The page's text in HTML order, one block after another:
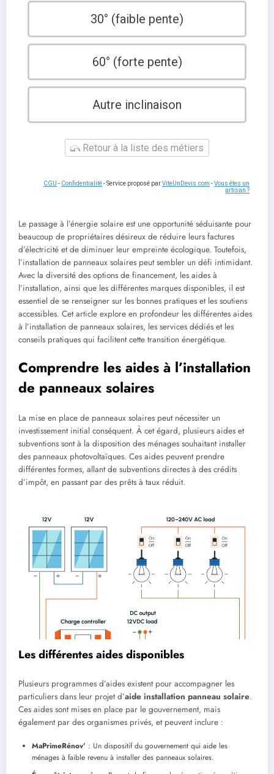
30° (faible pente)
60° (forte pente)
Autre inclinaison
Retour à la liste des métiers
CGU - Confidentialité- Service proposé parViteUnDevis.com -Vous êtes un
artisan ?
Le passage à l’énergie solaire est une opportunité séduisante pour
beaucoup de propriétaires désireux de réduire leurs factures
d’électricité et de diminuer leur empreinte écologique. Toutefois,
l’installation de panneaux solaires peut sembler un défi intimidant.
Avec la diversité des options de financement, les aides à
l’installation, ainsi que les différentes marques disponibles, il est
essentiel de se renseigner sur les bonnes pratiques et les soutiens
accessibles. Cet article explore en profondeur les différentes aides
à l’installation de panneaux solaires, les services dédiés et les
conseils pratiques qui facilitent cette transition énergétique.
Comprendre les aides à l’installation
de panneaux solaires
La mise en place de panneaux solaires peut nécessiter un
investissement initial conséquent. À cet égard, plusieurs aides et
subventions sont à la disposition des ménages souhaitant installer
des panneaux photovoltaïques. Ces aides peuvent prendre
différentes formes, allant de subventions directes à des crédits
d’impôt, en passant par des prêts à taux réduit.
Les différentes aides disponibles
Plusieurs programmes d’aides existent pour accompagner les
particuliers dans leur projet d’aide installation panneau solaire.
Ces aides sont mises en place par le gouvernement, mais
également par des organismes privés, et peuvent inclure :
MaPrimeRénov’ : Un dispositif du gouvernement qui aide les
ménages à faible revenu à installer des panneaux solaires.